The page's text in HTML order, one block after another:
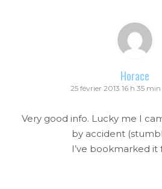
Horace
25 février 2013 16 h 35 min
Very good info. Lucky me I
by accident
I’ve bookmarked it